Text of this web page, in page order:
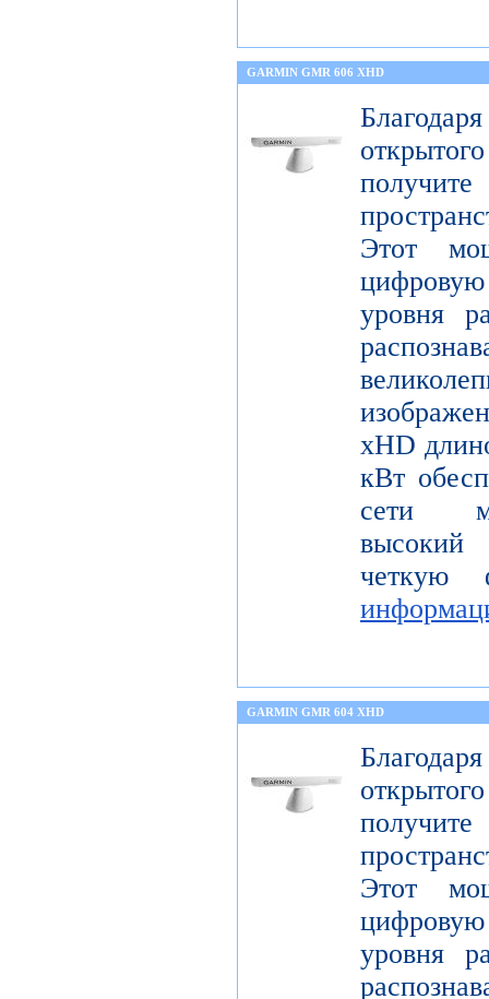
GARMIN GMR 606 XHD
Этот
уровня
xHD
кВт
сети
высокий
четкую
GARMIN GMR 604 XHD
Этот
уровня